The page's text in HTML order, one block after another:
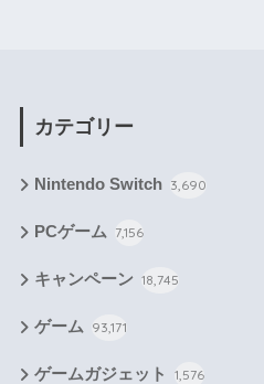
カテゴリー
Nintendo Switch 3,690
PCゲーム 7,156
キャンペーン 18,745
ゲーム 93,171
ゲームガジェット 1,576